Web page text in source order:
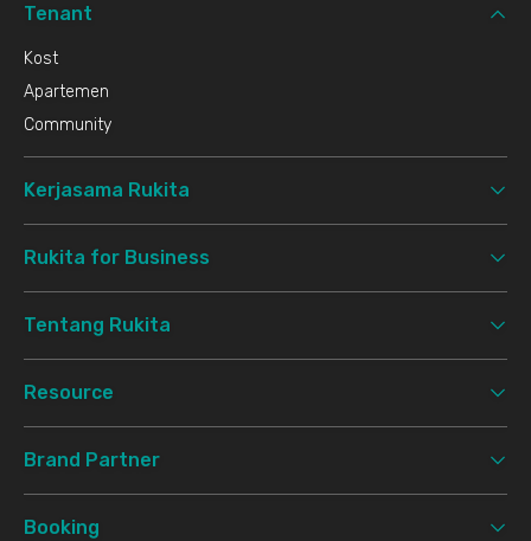
Tenant
Kost
Apartemen
Community
Kerjasama Rukita
Rukita for Business
Tentang Rukita
Resource
Brand Partner
Booking